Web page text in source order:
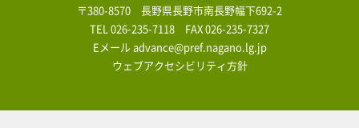
〒380-8570 長野県長野市南長野幅下692-2
TEL 026-235-7118 FAX 026-235-7327
Eメールadvance@pref.nagano.lg.jp
ウェブアクセシビリティ方針